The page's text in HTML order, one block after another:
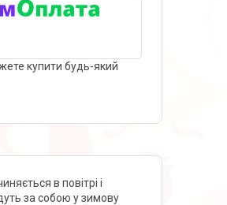
купити будь-який
в повітрі і
за собою у зимову